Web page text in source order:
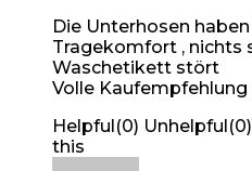
Die Unterhosen
Tragekomfort , nichts
Waschetikett stört
Volle Kaufempfehlung
Helpful(0) Unhelpful(0)
this